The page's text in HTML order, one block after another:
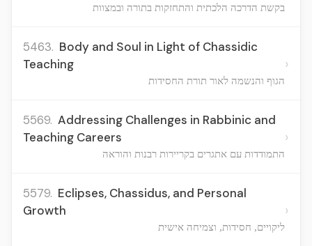
בקשת הדרכה הלכתית והתחזקות בתורה ובמצוות
5463. Body and Soul in Light of Chassidic
Teaching
הגוף והנשמה לאור תורת החסידות
›
5569. Addressing Challenges in Rabbinic and
Teaching Careers
התמודדות עם אתגרים בקריירות רבנות והוראה
›
5579. Eclipses, Chassidus, and Personal
Growth
ליקויים, חסידות, וצמיחה אישית
›